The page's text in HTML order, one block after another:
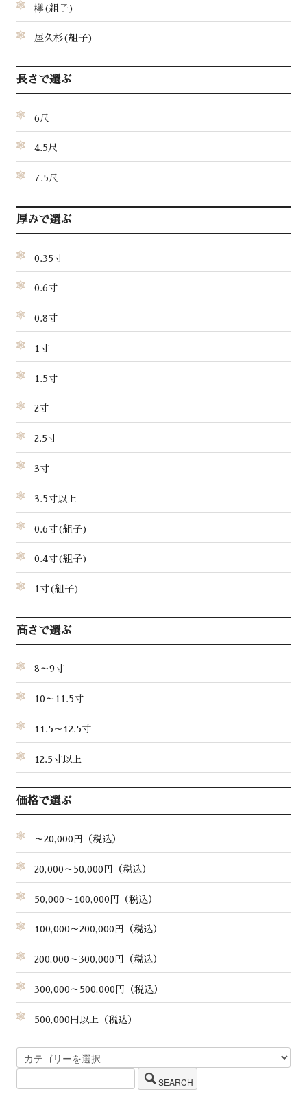
欅(組子)
屋久杉(組子)
長さで選ぶ
6尺
4.5尺
7.5尺
厚みで選ぶ
0.35寸
0.6寸
0.8寸
1寸
1.5寸
2寸
2.5寸
3寸
3.5寸以上
0.6寸(組子)
0.4寸(組子)
1寸(組子)
高さで選ぶ
8～9寸
10～11.5寸
11.5～12.5寸
12.5寸以上
価格で選ぶ
～20,000円（税込）
20,000～50,000円（税込）
50,000～100,000円（税込）
100,000～200,000円（税込）
200,000～300,000円（税込）
300,000～500,000円（税込）
500,000円以上（税込）
SEARCH